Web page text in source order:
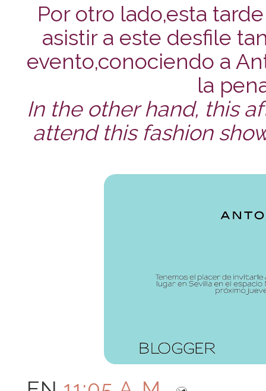
Por otro lado,esta
asistir a este desfile
evento,conociendo a
la
In the other hand, this
attend this fashion